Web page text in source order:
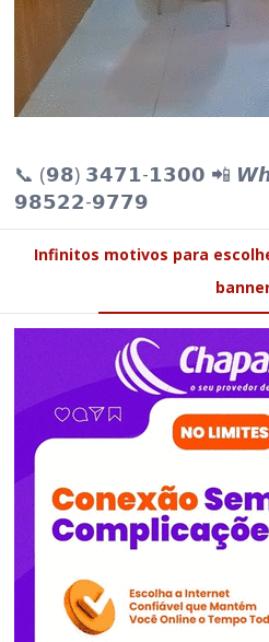
📞 (𝟵𝟴) 𝟯𝟰𝟳𝟭-𝟭𝟯𝟬𝟬 📲
𝟵𝟴𝟱𝟮𝟮-𝟵𝟳𝟳𝟵
Infinitos motivos para